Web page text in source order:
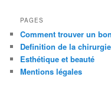
PAGES
Comment trouver un
Definition de la
Esthétique et beauté
Mentions légales